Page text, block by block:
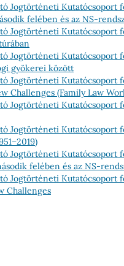
Jogtörténeti Kutatócsoport
felében és az NS-
Jogtörténeti Kutatócsoport
Jogtörténeti Kutatócsoport
gyökerei között
Jogtörténeti Kutatócsoport
Challenges (Family Law
Jogtörténeti Kutatócsoport
Jogtörténeti Kutatócsoport
Jogtörténeti Kutatócsoport
felében és az NS-
Jogtörténeti Kutatócsoport
Challenges